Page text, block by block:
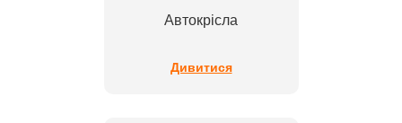
Автокрісла
Дивитися